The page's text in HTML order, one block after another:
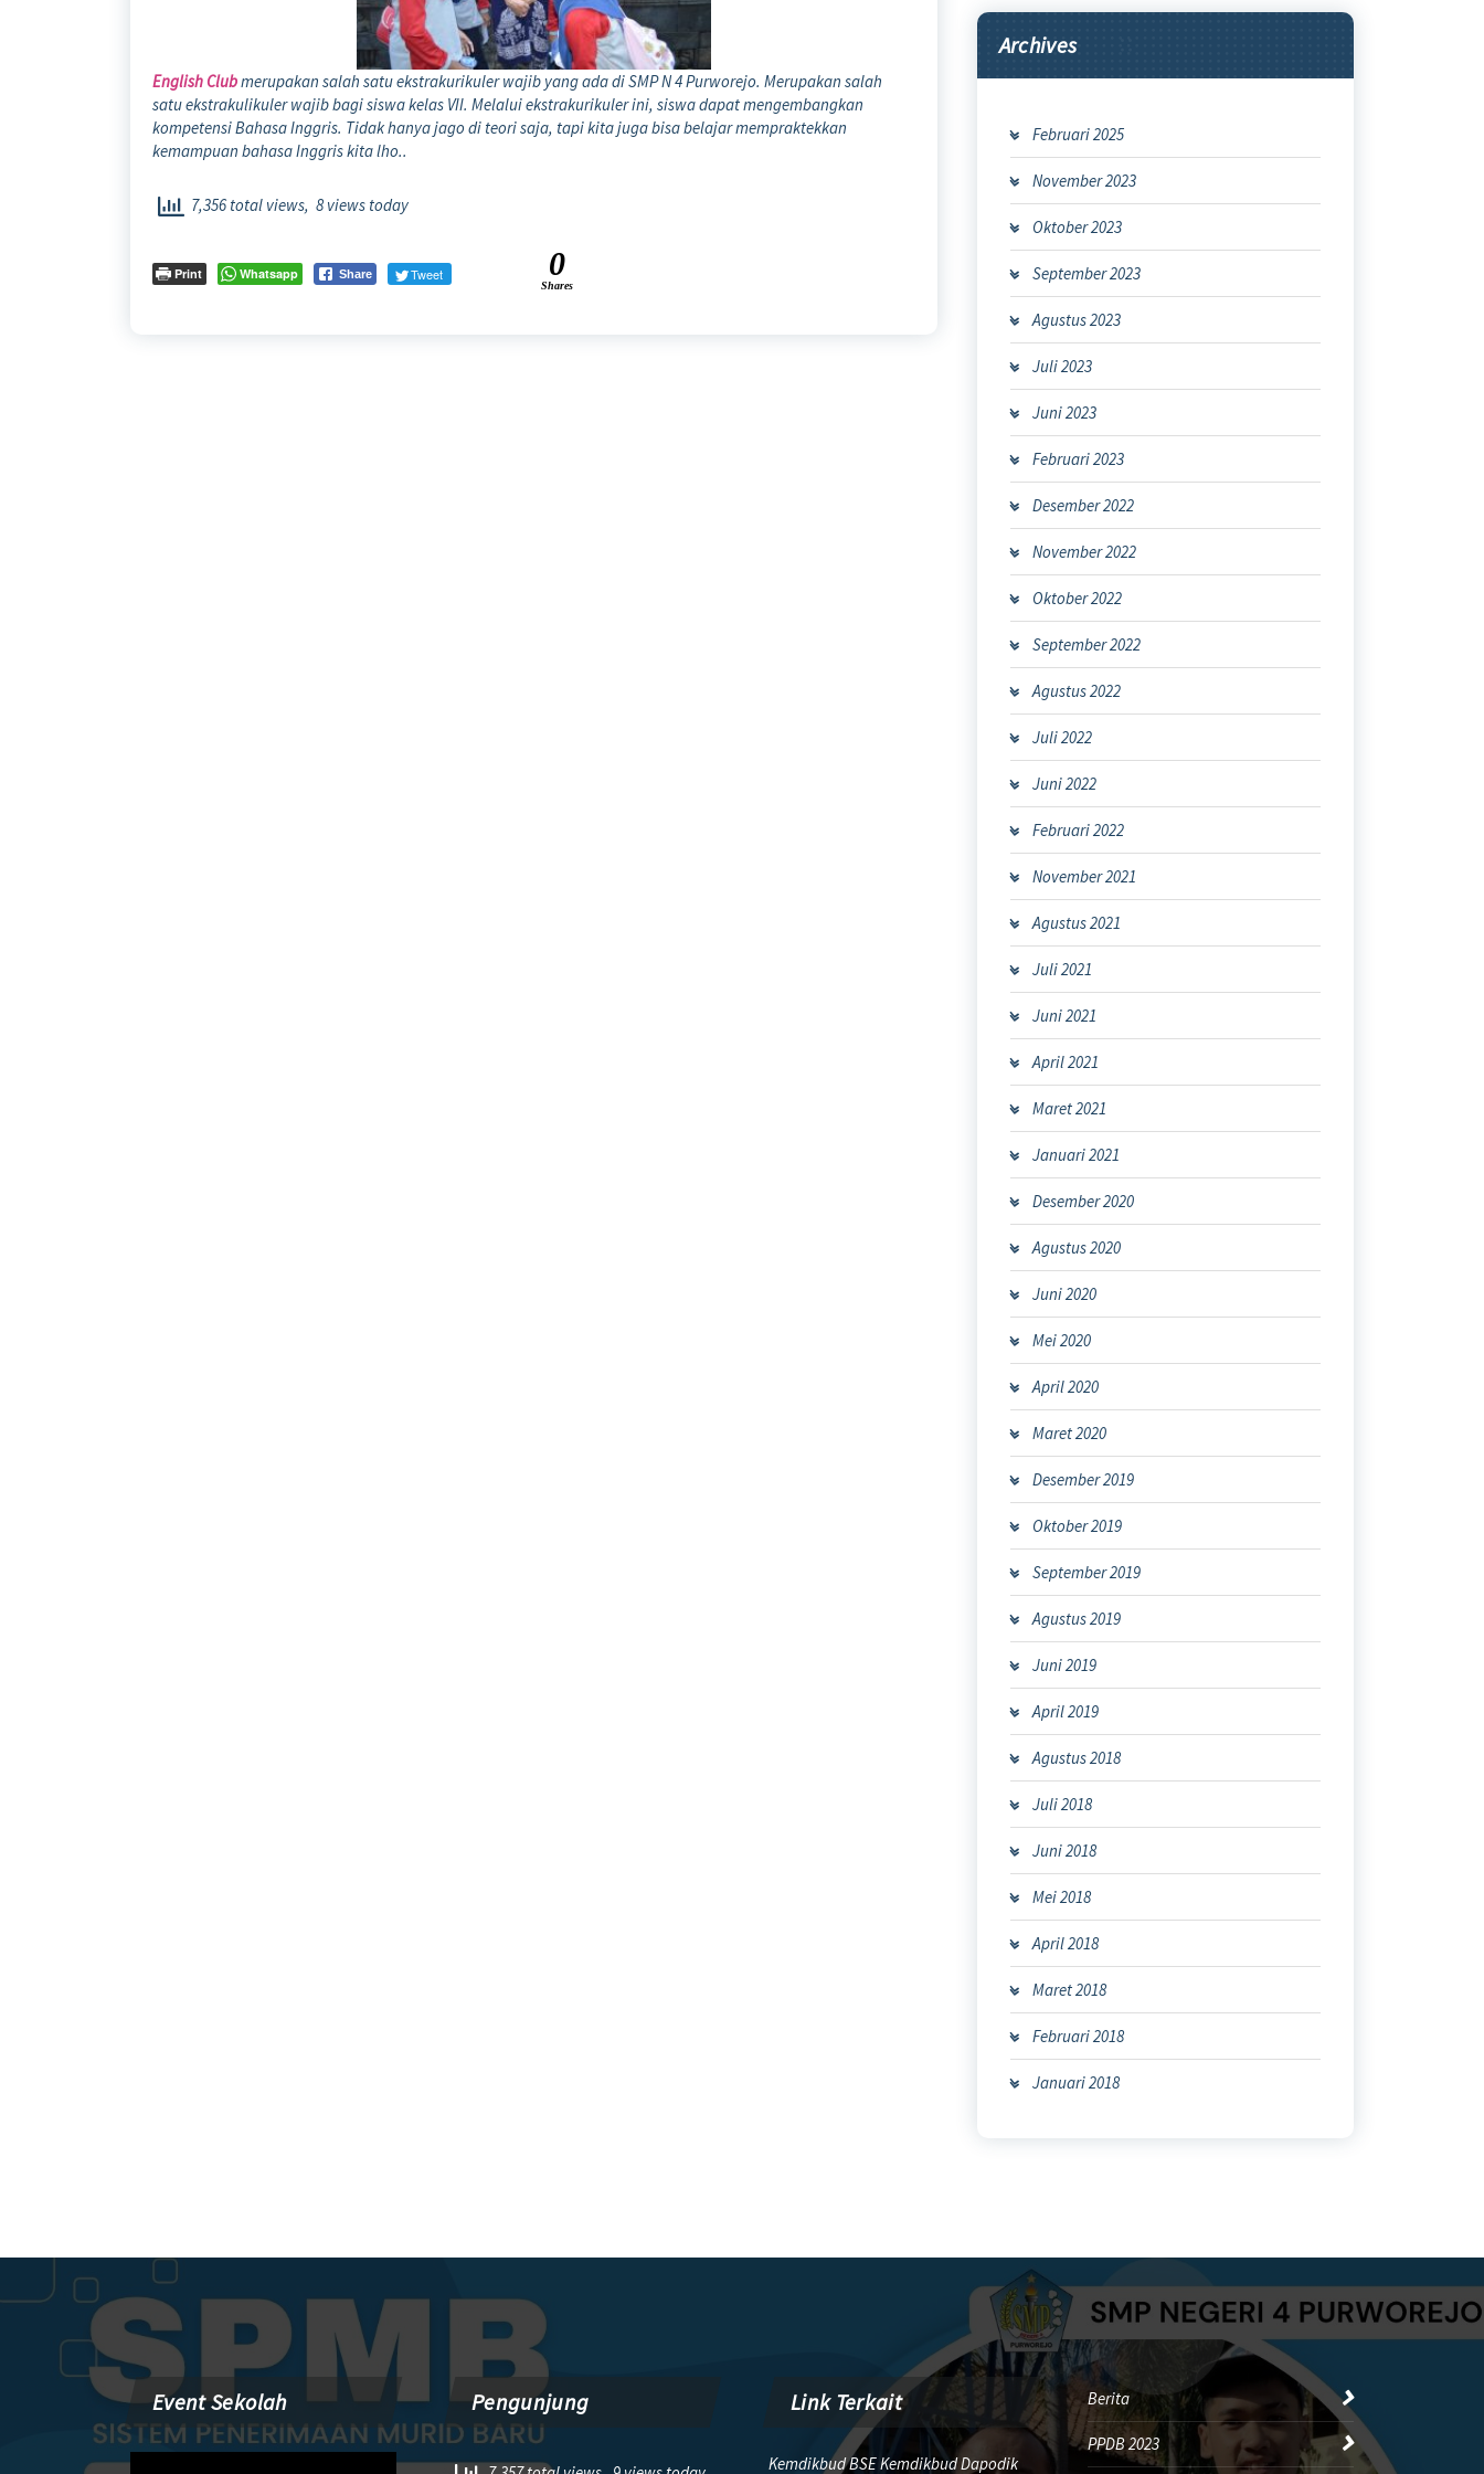
English Clubmerupakan salah satu ekstrakurikuler wajib yang ada di SMP N 4 Purworejo. Merupakan salah
satu ekstrakulikuler wajib bagi siswa kelas VII. Melalui ekstrakurikuler ini, siswa dapat mengembangkan
kompetensi Bahasa Inggris. Tidak hanya jago di teori saja, tapi kita juga bisa belajar mempraktekkan
kemampuan bahasa Inggris kita lho..
7,356 total views, 8 views today
Print Whatsapp Share Tweet 0
Shares
Archives
Februari 2025
November 2023
Oktober 2023
September 2023
Agustus 2023
Juli 2023
Juni 2023
Februari 2023
Desember 2022
November 2022
Oktober 2022
September 2022
Agustus 2022
Juli 2022
Juni 2022
Februari 2022
November 2021
Agustus 2021
Juli 2021
Juni 2021
April 2021
Maret 2021
Januari 2021
Desember 2020
Agustus 2020
Juni 2020
Mei 2020
April 2020
Maret 2020
Desember 2019
Oktober 2019
September 2019
Agustus 2019
Juni 2019
April 2019
Agustus 2018
Juli 2018
Juni 2018
Mei 2018
April 2018
Maret 2018
Februari 2018
Januari 2018
Event Sekolah
Pemutar
Pengunjung Link Terkait
Kemdikbud BSE Kemdikbud Dapodik
Berita
PPDB 2023